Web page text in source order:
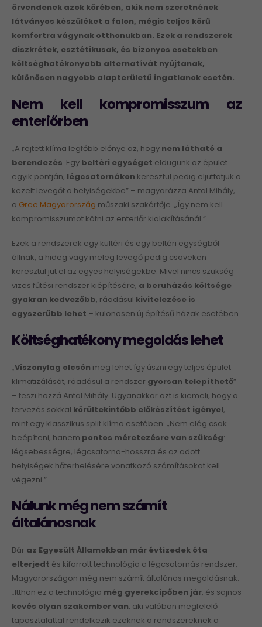
örvendenek azok körében, akik nem szeretnének
látványos készüléket a falon, mégis teljes körű
komfortra vágynak otthonukban. Ezek a rendszerek
diszkrétek, esztétikusak, és bizonyos esetekben
költséghatékonyabb alternatívát nyújtanak,
különösen nagyobb alapterületű ingatlanok esetén.
Nem kell kompromisszum az
enteriőrben
„A rejtett klíma legfőbb előnye az, hogy nem látható a
berendezés. Egy beltéri egységet eldugunk az épület
egyik pontján, légcsatornákon keresztül pedig eljuttatjuk a
kezelt levegőt a helyiségekbe” – magyarázza Antal Mihály,
a Gree Magyarország műszaki szakértője. „Így nem kell
kompromisszumot kötni az enteriőr kialakításánál.”
Ezek a rendszerek egy kültéri és egy beltéri egységből
állnak, a hideg vagy meleg levegő pedig csöveken
keresztül jut el az egyes helyiségekbe. Mivel nincs szükség
vizes fűtési rendszer kiépítésére, a beruházás költsége
gyakran kedvezőbb, ráadásul kivitelezése is
egyszerűbb lehet – különösen új építésű házak esetében.
Költséghatékony megoldás lehet
„Viszonylag olcsón meg lehet így úszni egy teljes épület
klimatizálását, ráadásul a rendszer gyorsan telepíthető”
– teszi hozzá Antal Mihály. Ugyanakkor azt is kiemeli, hogy a
tervezés sokkal körültekintőbb előkészítést igényel,
mint egy klasszikus split klíma esetében: „Nem elég csak
beépíteni, hanem pontos méretezésre van szükség:
légsebességre, légcsatorna-hosszra és az adott
helyiségek hőterhelésére vonatkozó számításokat kell
végezni.”
Nálunk még nem számít
általánosnak
Bár az Egyesült Államokban már évtizedek óta
elterjedt és kiforrott technológia a légcsatornás rendszer,
Magyarországon még nem számít általános megoldásnak.
„Itthon ez a technológia még gyerekcipőben jár, és sajnos
kevés olyan szakember van, aki valóban megfelelő
tapasztalattal rendelkezik ezeknek a rendszereknek a